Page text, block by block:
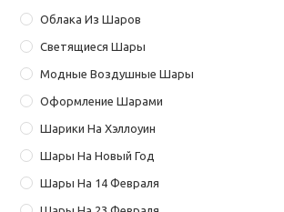
Облака Из Шаров
Светящиеся Шары
Модные Воздушные Шары
Оформление Шарами
Шарики На Хэллоуин
Шары На Новый Год
Шары На 14 Февраля